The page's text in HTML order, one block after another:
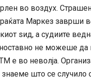
во воздух.
Маркез заврши
ѕид, а судиите
не можеше да
е во неволја.
што се